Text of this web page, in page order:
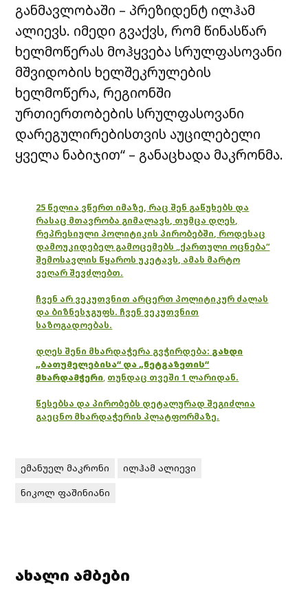
განმავლობაში – პრეზიდენტ ილჰამ
ალიევს. იმედი გვაქვს, რომ წინასწარ
ხელმოწერას მოჰყვება სრულფასოვანი
მშვიდობის ხელშეკრულების
ხელმოწერა, რეგიონში
ურთიერთობების სრულფასოვანი
დარეგულირებისთვის აუცილებელი
ყველა ნაბიჯით“ – განაცხადა მაკრონმა.
25 წელია ვწერთ იმაზე, რაც შენ გაწუხებს და
რასაც მთავრობა გიმალავს, თუმცა დღეს,
რეპრესიული პოლიტიკის პირობებში, როდესაც
დამოუკიდებელ გამოცემებს „ქართული ოცნება“
შემოსავლის წყაროს უკეტავს, ამას მარტო
ვეღარ შევძლებთ.
ჩვენ არ ვეკუთვნით არცერთ პოლიტიკურ ძალას
და ბიზნესჯგუფს. ჩვენ ვეკუთვნით
საზოგადოებას.
დღეს შენი მხარდაჭერა გვჭირდება: გახდი
„ბათუმელებისა“ და „ნეტგაზეთის“
მხარდამჭერი, თუნდაც თვეში 1 ლარიდან.
წესებსა და პირობებს დეტალურად შეგიძლია
გაეცნო მხარდაჭერის პლატფორმაზე.
ემანუელ მაკრონი
ილჰამ ალიევი
ნიკოლ ფაშინიანი
ახალი ამბები